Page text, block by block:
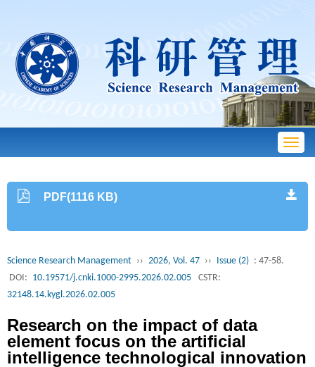
PDF(1116 KB)
Science Research Management ›› 2026, Vol. 47 ›› Issue (2) : 47-58.
DOI: 10.19571/j.cnki.1000-2995.2026.02.005
CSTR:
32148.14.kygl.2026.02.005
Research on the impact of data
element focus on the artificial
intelligence technological innovation